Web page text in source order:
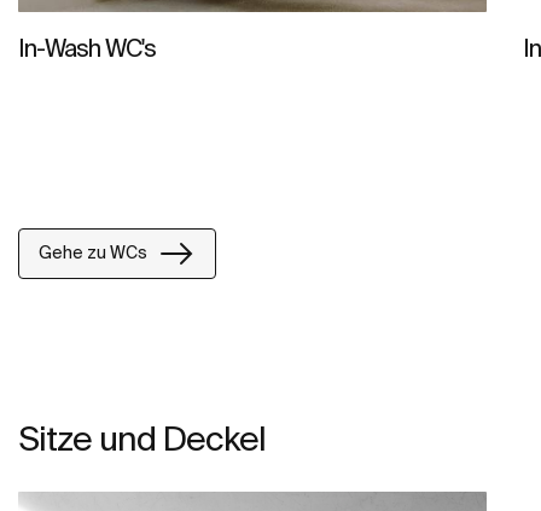
In-Wash WC's
Gehe zu WCs
Sitze und Deckel